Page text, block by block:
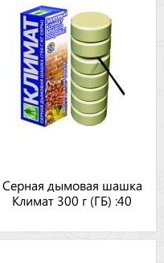
Серная дымовая шашка
Климат 300 г (ГБ) :40